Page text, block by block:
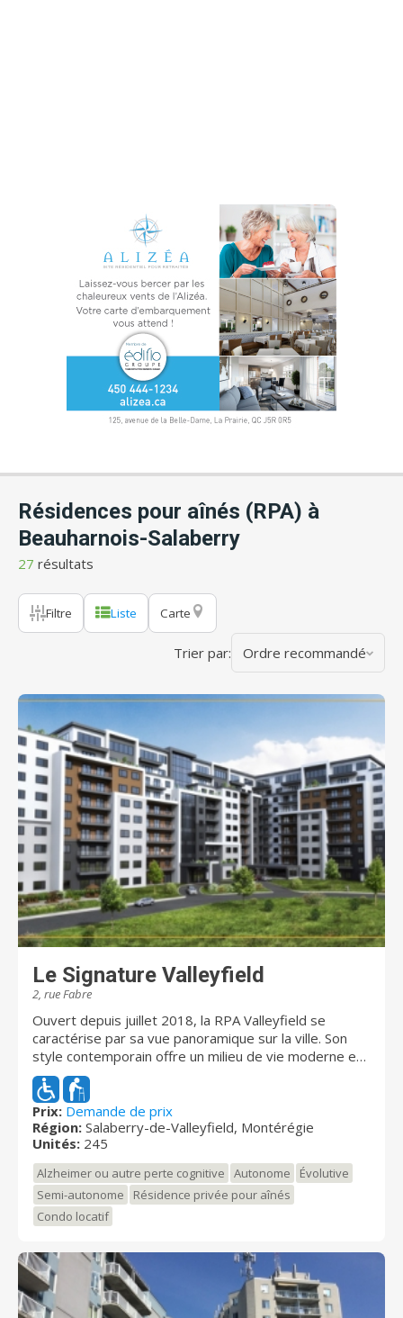
Résidences pour aînés (RPA) à
Beauharnois-Salaberry
27 résultats
Filtre Liste Carte
Trier par: Ordre recommandé
Le Signature Valleyfield
2, rue Fabre
Ouvert depuis juillet 2018, la RPA Valleyfield se
caractérise par sa vue panoramique sur la ville. Son
style contemporain offre un milieu de vie moderne et
chaleureux aux résidents. Une formule tout inclus,
dans un environnement dynamique et de type familial,
où vous pouvez vivre pleinement votre retraite. La
résidence propose une place avant-gardiste pour une
retraite active empreinte de calme et de sérénité. Elle
s'apparente à un véritable complexe hôtelier créé
pour le bénéfice des aînés. Tous les efforts sont mis
en place pour vous offrir des services parfaitement
adaptés à vos besoins. Grâce à notre formule tout
services réguliers, peu importe votre budget. Aucune
surprise et une sécurité budgétaire optimisée. Nous
offrons aussi des services spécifiques pouvant
répondre à des besoins particuliers.
Prix: Demande de prix
Région: Salaberry-de-Valleyfield, Montérégie
Unités: 245
Alzheimer ou autre perte cognitive Autonome
Évolutive
Semi-autonome
Résidence privée pour aînés
Condo locatif